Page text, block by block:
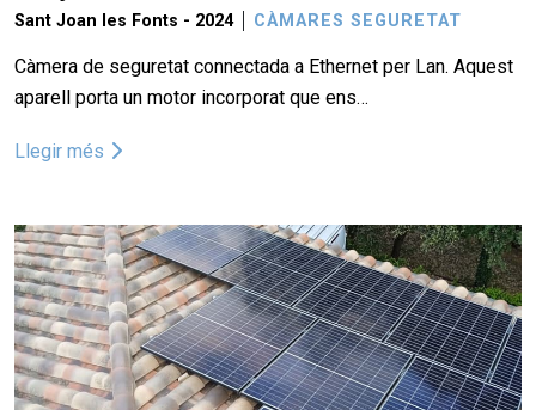
Sant Joan les Fonts - 2024 CÀMARES SEGURETAT
Càmera de seguretat connectada a Ethernet per Lan. Aquest
aparell porta un motor incorporat que ens…
Llegir més